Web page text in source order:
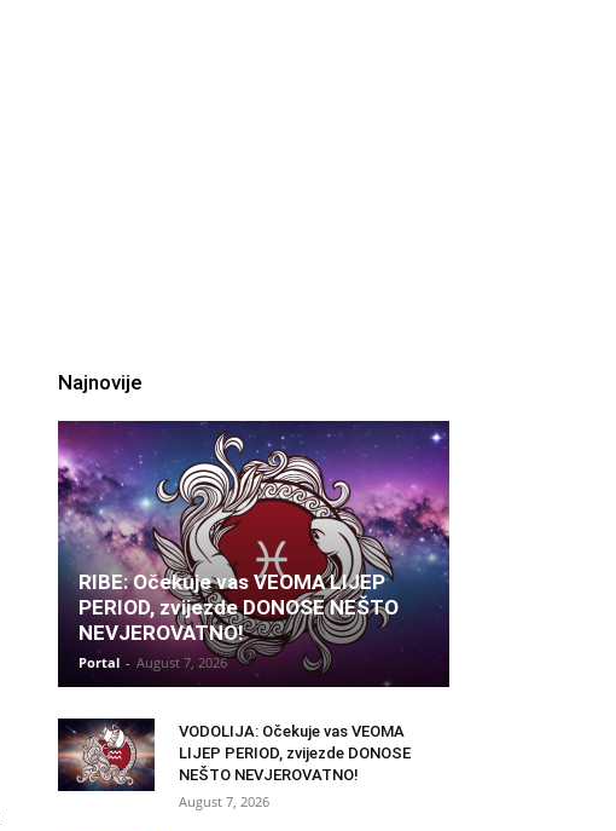
Najnovije
RIBE: Očekuje vas VEOMA LIJEP
PERIOD, zvijezde DONOSE NEŠTO
NEVJEROVATNO!
Portal - August 7, 2026
VODOLIJA: Očekuje vas VEOMA
LIJEP PERIOD, zvijezde DONOSE
NEŠTO NEVJEROVATNO!
August 7, 2026